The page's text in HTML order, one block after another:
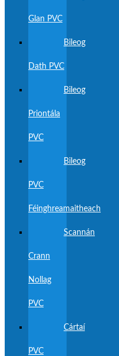
Glan PVC
Bileog
Dath PVC
Bileog
Priontála
PVC
Bileog
PVC
Féinghreamaitheach
Scannán
Crann
Nollag
PVC
Cártaí
PVC